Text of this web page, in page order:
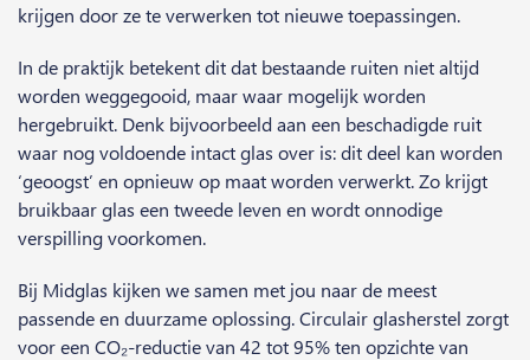
krijgen door ze te verwerken tot nieuwe toepassingen.
In de praktijk betekent dit dat bestaande ruiten niet altijd
worden weggegooid, maar waar mogelijk worden
hergebruikt. Denk bijvoorbeeld aan een beschadigde ruit
waar nog voldoende intact glas over is: dit deel kan worden
‘geoogst’ en opnieuw op maat worden verwerkt. Zo krijgt
bruikbaar glas een tweede leven en wordt onnodige
verspilling voorkomen.
Bij Midglas kijken we samen met jou naar de meest
passende en duurzame oplossing. Circulair glasherstel zorgt
voor een CO₂-reductie van 42 tot 95% ten opzichte van